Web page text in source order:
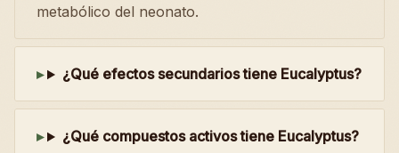
metabólico del neonato.
¿Qué efectos secundarios tiene Eucalyptus?
¿Qué compuestos activos tiene Eucalyptus?